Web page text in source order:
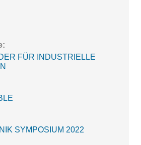
FÜR INDUSTRIELLE
SYMPOSIUM 2022